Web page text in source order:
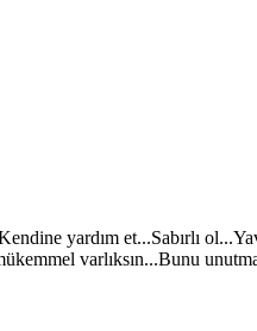
yardım et...Sabırlı
varlıksın...Bunu